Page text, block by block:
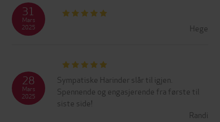
Hege
31
Mars
2025
Sympatiske Harinder slår til igjen.
Spennende og engasjerende fra første til
siste side!
Randi
28
Mars
2025